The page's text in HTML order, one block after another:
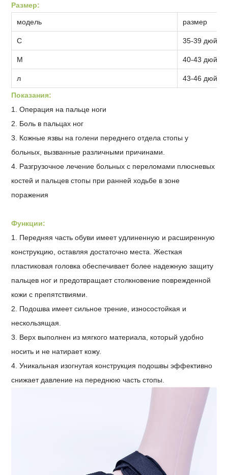
Размер:
модель размер
С 35-39
М 40-43 дюйма
л 43-46
Показания:
1. Операция на пальце ноги
2. Боль в пальцах ног
3. Кожные язвы на голени переднего отдела стопы у
больных, вызванные различными причинами.
4. Разгрузочное лечение больных с переломами плюсневых
костей и пальцев стопы при ранней ходьбе в зоне
поражения
Функции:
1. Передняя часть обуви имеет удлиненную и расширенную
конструкцию, оставляя достаточно места. Жесткая
пластиковая головка обеспечивает более надежную защиту
пальцев ног и предотвращает столкновение поврежденной
кожи с препятствиями.
2. Подошва имеет сильное трение, износостойкая и
нескользящая.
3. Верх выполнен из мягкого материала, который удобно
носить и не натирает кожу.
4. Уникальная изогнутая конструкция подошвы эффективно
снижает давление на переднюю часть стопы.